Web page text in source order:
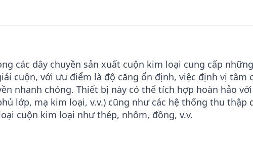
người lao động và hư hỏng thiết bị.
Thao tác dễ dàng và thời gian thay
người dùng thân thiện, quá trình
thiết lập hệ thống cũng được thực
thời gian ngừng hoạt động của hệ
Tiêu thụ năng lượng và chi phí vận
các dây chuyền sản xuất cuộn kim loại cung cấp những
cuộn, với ưu điểm là độ căng ổn định, việc định vị tâm
nhanh chóng. Thiết bị này có thể tích hợp hoàn hảo
lớp, mạ kim loại, v.v.) cũng như các hệ thống thu thập
cuộn kim loại như thép, nhôm, đồng, v.v.